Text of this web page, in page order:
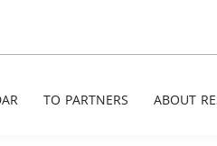
TO PARTNERS ABOUT